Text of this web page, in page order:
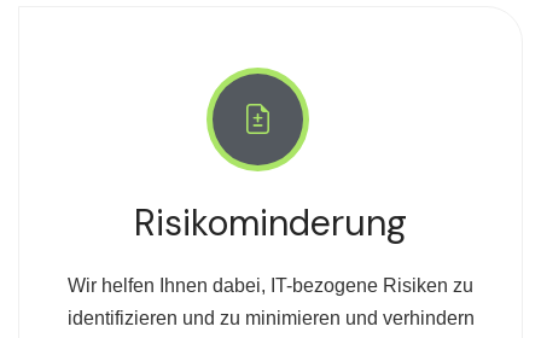
Risikominderung
Wir helfen Ihnen dabei, IT-bezogene Risiken zu
identifizieren und zu minimieren und verhindern